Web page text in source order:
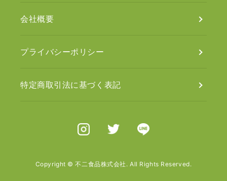
会社概要
プライバシーポリシー
特定商取引法に基づく表記
Instagram
Copyright © 不二食品株式会社. All Rights Reserved.